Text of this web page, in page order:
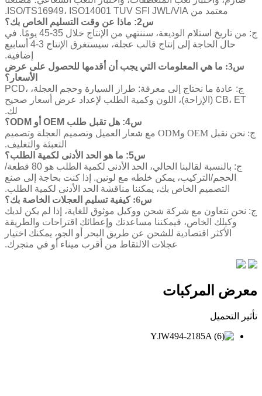
معتمد من ISO/TS16949، ISO14001 TUV SFI JWL/VIA.
س2: ماذا عن وقت التسليم الخاص بك؟
ج: من تاريخ استلام الوديعة، سننتهي من الإنتاج خلال 35-45 يومًا. في
حال الحاجة إلى إنتاج قالب عجلة، سيستغرق الإنتاج 3-4 أسابيع
إضافية.
س3: ما هي المعلومات التي يجب أن أقدمها للحصول على عرض
الأسعار؟
ج: عادة ما نحتاج إلى معرفة: طراز السيارة وحجم العجلة، PCD،
CB، ET (الإزاحة)، اللون وكمية الطلب لإعداد عرض أسعار صحيح
لك.
س4: هل تقبل طلب OEM أو ODM؟
ج: نحن نقبل OEM وODM مع شعار العميل وتصميم العجلة وتصميم
التعبئة والتغليف.
س5: ما هو الحد الأدنى لكمية الطلب؟
ج: بالنسبة لقالبنا الحالي، الحد الأدنى لكمية الطلب هو 80 قطعة/
الحجم/التركيب، يمكن خلطه مع لونين. إذا كنت بحاجة إلى صنع
التصميم الخاص بك، يمكننا مناقشة الحد الأدنى لكمية الطلب.
س6: كيفية تسليم العجلات الخاصة بك؟
ج: نحن نتعاون مع شركة شحن ووكيل موثوق للغاية، إذا لم يكن لديك
وكيلك الخاص، فيمكننا مساعدتك وإعطائك اقتراحات والطريقة
الأكثر اقتصادية للشحن عن طريق البحر أو الجو، يمكنك اختيار
عجلات الالتقاط من أقرب ميناء أو في متجرك.
معرض المركبات
تأثير التحميل